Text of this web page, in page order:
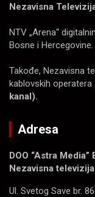
Nezavisna
NTV „Arena“
Bosne i Hercegovine.
Takođe, Nezavisna
kablovskih operatera
kanal).
Adresa
DOO “Astra Media”
Nezavisna televizija
Ul. Svetog Save br. 86.